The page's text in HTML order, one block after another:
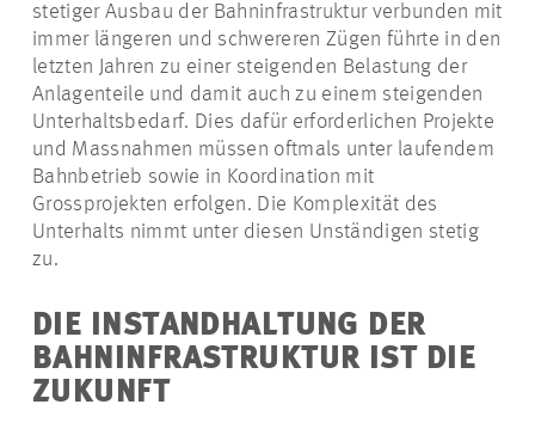
PROJEKTE
stetiger Ausbau der Bahninfrastruktur verbunden mit
immer längeren und schwereren Zügen führte in den
letzten Jahren zu einer steigenden Belastung der
Anlagenteile und damit auch zu einem steigenden
Unterhaltsbedarf. Dies dafür erforderlichen Projekte
und Massnahmen müssen oftmals unter laufendem
Bahnbetrieb sowie in Koordination mit
Grossprojekten erfolgen. Die Komplexität des
Unterhalts nimmt unter diesen Unständigen stetig
zu.
DIE INSTANDHALTUNG DER
BAHNINFRASTRUKTUR IST DIE
ZUKUNFT